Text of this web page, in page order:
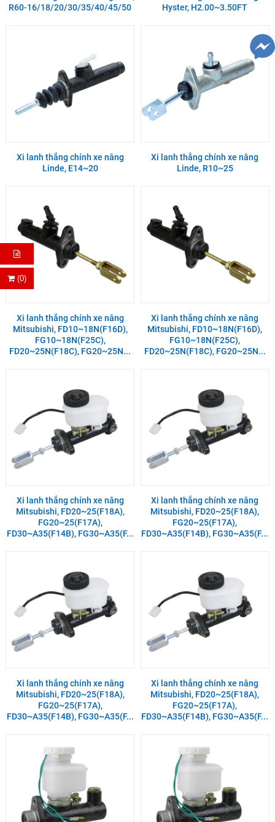
(0)
R60-16/18/20/30/35/40/45/50
Hyster, H2.00~3.50FT
Xi lanh thắng chính xe nâng
Linde, E14~20
Xi lanh thắng chính xe nâng
Linde, R10~25
Xi lanh thắng chính xe nâng
Mitsubishi, FD10~18N(F16D),
FG10~18N(F25C),
FD20~25N(F18C), FG20~25N...
Xi lanh thắng chính xe nâng
Mitsubishi, FD10~18N(F16D),
FG10~18N(F25C),
FD20~25N(F18C), FG20~25N...
Xi lanh thắng chính xe nâng
Mitsubishi, FD20~25(F18A),
FG20~25(F17A),
FD30~A35(F14B), FG30~A35(F...
Xi lanh thắng chính xe nâng
Mitsubishi, FD20~25(F18A),
FG20~25(F17A),
FD30~A35(F14B), FG30~A35(F...
Xi lanh thắng chính xe nâng
Mitsubishi, FD20~25(F18A),
FG20~25(F17A),
FD30~A35(F14B), FG30~A35(F...
Xi lanh thắng chính xe nâng
Mitsubishi, FD20~25(F18A),
FG20~25(F17A),
FD30~A35(F14B), FG30~A35(F...